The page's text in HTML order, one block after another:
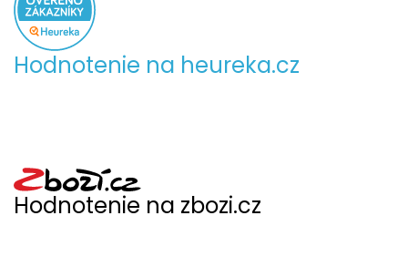
Hodnotenie na heureka.cz
Hodnotenie na zbozi.cz